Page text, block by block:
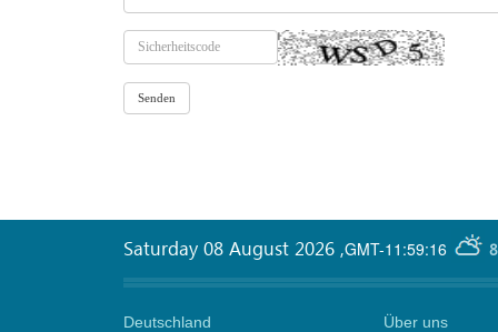
GMT-11:59:16
Saturday 08 August 2026 ,
Deutschland
Über uns